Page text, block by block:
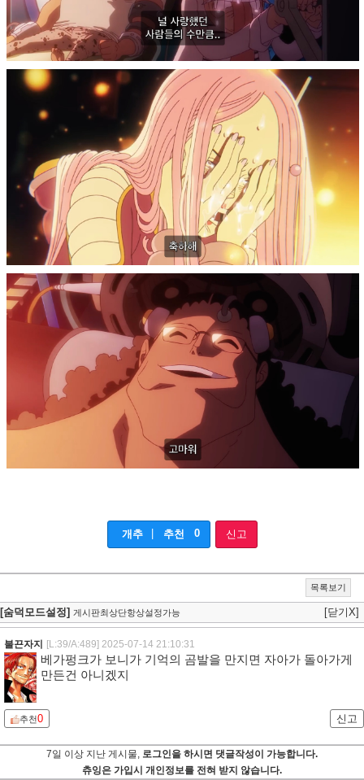
개추 | 추천 0 신고
목록보기
[숨덕모드설정] 게시판최상단항상설정가능 [닫기X]
불끈자지 [L:39/A:489] 2025-07-14 21:10:31
베가펑크가 보니가 기억의 곰발을 만지면 자아가 돌아가게
만든건 아니겠지
추천0 신고
7일 이상 지난 게시물,
로그인을 하시면 댓글작성이 가능합니다.
츄잉은 가입시 개인정보를 전혀 받지 않습니다.